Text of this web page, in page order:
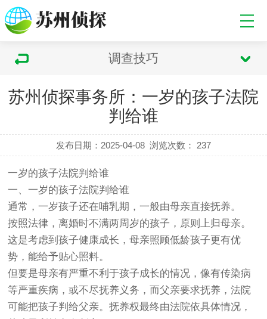
调查技巧
苏州侦探事务所：一岁的孩子法院
判给谁
发布日期：2025-04-08 浏览次数： 237
一岁的孩子法院判给谁
一、一岁的孩子法院判给谁
通常，一岁孩子还在哺乳期，一般由母亲直接抚养。
按照法律，离婚时不满两周岁的孩子，原则上归母亲。
这是考虑到孩子健康成长，母亲照顾低龄孩子更有优
势，能给予贴心照料。
但要是母亲有严重不利于孩子成长的情况，像有传染病
等严重疾病，或不尽抚养义务，而父亲要求抚养，法院
可能把孩子判给父亲。抚养权最终由法院依具体情况，